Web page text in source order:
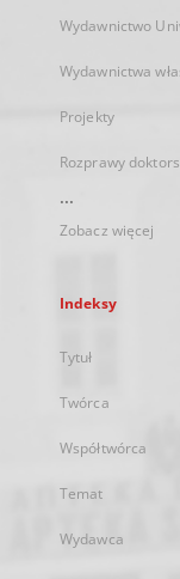
Wydawnictwo
Wydawnictwa
Projekty
Rozprawy
...
Zobacz więcej
Indeksy
Tytuł
Twórca
Współtwórca
Temat
Wydawca